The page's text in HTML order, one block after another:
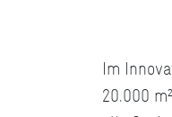
Im
20.000